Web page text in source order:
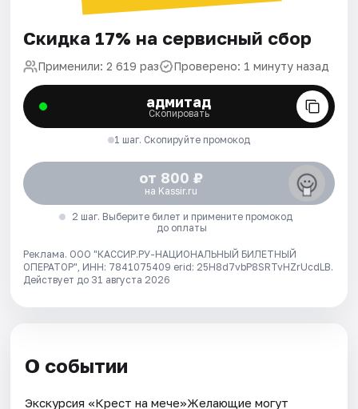
Скидка 17% на сервисный сбор
Применили: 2 619 раз Проверено: 1 минуту назад
адмитад
Скопировать
1 шаг. Скопируйте промокод
от 800 ₽
на Kassir.ru
2 шаг. Выберите билет и примените промокод
до оплаты
Реклама. ООО "КАССИР.РУ-НАЦИОНАЛЬНЫЙ БИЛЕТНЫЙ
ОПЕРАТОР", ИНН: 7841075409 erid: 25H8d7vbP8SRTvHZrUcdLB.
Действует до 31 августа 2026
О событии
Экскурсия «Крест на мече»Желающие могут